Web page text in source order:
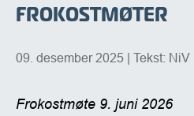
FROKOSTMØTER
09. desember 2025 | Tekst: NiV
Frokostmøte 9. juni 2026